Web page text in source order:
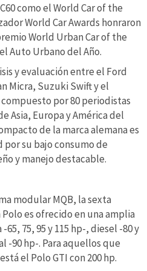
como el World Car of the
World Car Awards honraron
World Urban Car of the
Auto Urbano del Año.
y evaluación entre el Ford
Micra, Suzuki Swift y el
por 80 periodistas
Asia, Europa y América del
de la marca alemana es
su bajo consumo de
y manejo destacable.
modular MQB, la sexta
es ofrecido en una amplia
75, 95 y 115 hp-, diesel -80 y
-90 hp-. Para aquellos que
el Polo GTI con 200 hp.